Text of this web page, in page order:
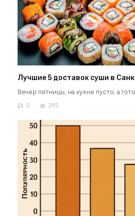
Лучшие 5 доставок суши в
Вечер пятницы, на кухне пусто, а
0 295